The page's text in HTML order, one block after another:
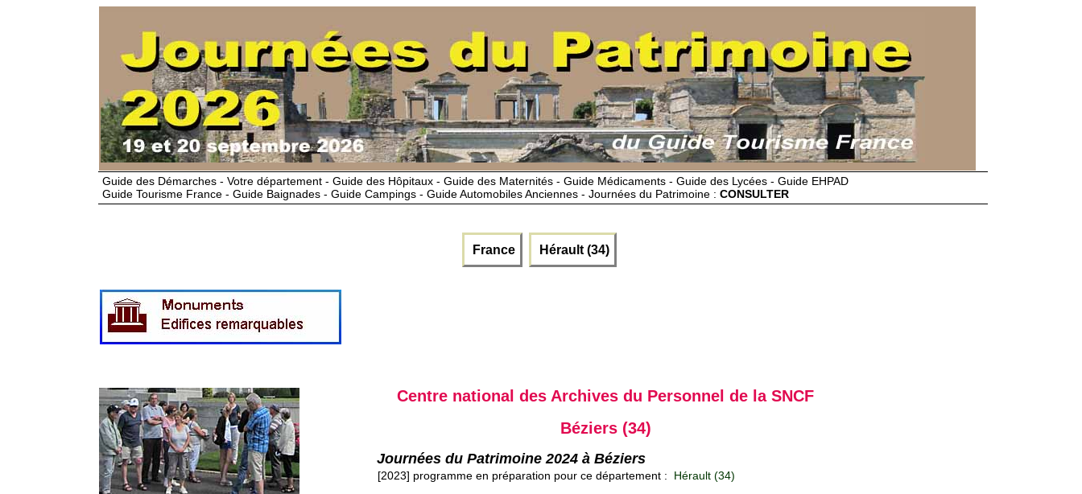
Guide des Démarches - Votre département - Guide des Hôpitaux - Guide des Maternités - Guide Médicaments - Guide des Lycées - Guide EHPAD
Guide Tourisme France - Guide Baignades - Guide Campings - Guide Automobiles Anciennes - Journées du Patrimoine : CONSULTER
France Hérault (34)
Centre national des Archives du Personnel de la SNCF
Béziers (34)
Journées du Patrimoine 2024 à Béziers
[2023] programme en préparation pour ce département : Hérault (34)